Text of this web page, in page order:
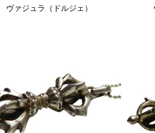
ヴァジュラ（ドルジェ）